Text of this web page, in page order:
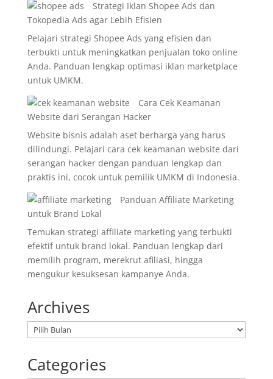
Strategi Iklan Shopee Ads dan
Tokopedia Ads agar Lebih Efisien
Pelajari strategi Shopee Ads yang efisien dan
terbukti untuk meningkatkan penjualan toko online
Anda. Panduan lengkap optimasi iklan marketplace
untuk UMKM.
Cara Cek Keamanan
Website dari Serangan Hacker
Website bisnis adalah aset berharga yang harus
dilindungi. Pelajari cara cek keamanan website dari
serangan hacker dengan panduan lengkap dan
praktis ini, cocok untuk pemilik UMKM di Indonesia.
Panduan Affiliate Marketing
untuk Brand Lokal
Temukan strategi affiliate marketing yang terbukti
efektif untuk brand lokal. Panduan lengkap dari
memilih program, merekrut afiliasi, hingga
mengukur kesuksesan kampanye Anda.
Archives
Arsip
Categories